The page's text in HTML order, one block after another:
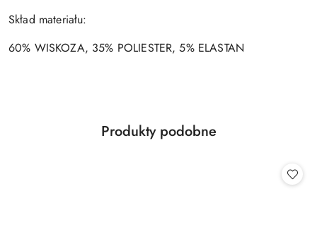
Skład materiału:
60% WISKOZA, 35% POLIESTER, 5% ELASTAN
Pomiń karuzelę produktów
Produkty
Produkty podobne